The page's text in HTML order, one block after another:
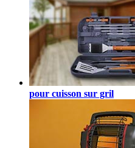
pour cuisson sur gril